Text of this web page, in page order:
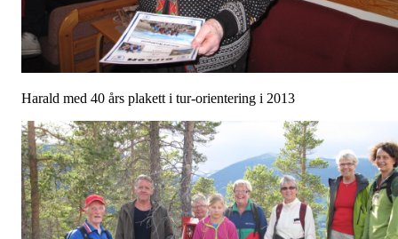
Harald med 40 års plakett i tur-orientering i 2013